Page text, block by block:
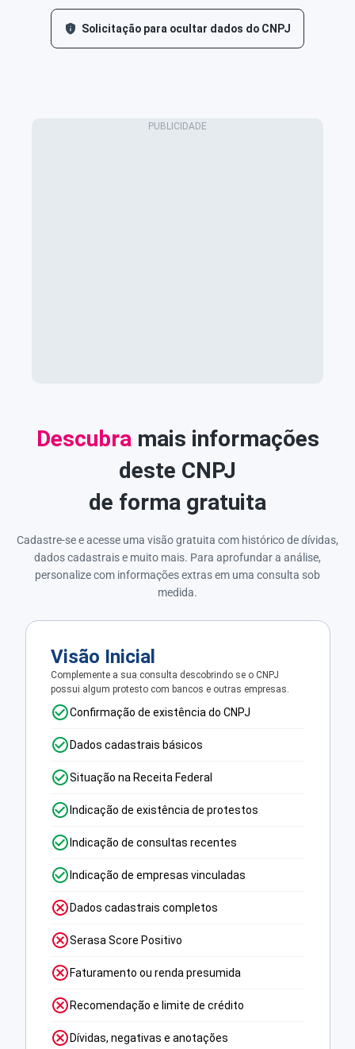
Solicitação para ocultar dados do CNPJ
Descubra mais informações
deste CNPJ
de forma gratuita
Cadastre-se e acesse uma visão gratuita com histórico de dívidas,
dados cadastrais e muito mais. Para aprofundar a análise,
personalize com informações extras em uma consulta sob
medida.
Visão Inicial
Complemente a sua consulta descobrindo se o CNPJ
possui algum protesto com bancos e outras empresas.
Confirmação de existência do CNPJ
Dados cadastrais básicos
Situação na Receita Federal
Indicação de existência de protestos
Indicação de consultas recentes
Indicação de empresas vinculadas
Dados cadastrais completos
Serasa Score Positivo
Faturamento ou renda presumida
Recomendação e limite de crédito
Dívidas, negativas e anotações